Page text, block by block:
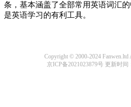
条，基本涵盖了全部常用英语词汇
是英语学习的有利工具。
Copyright © 2000-2024 Fanwen.ltd
京ICP备2021023879号更新时间